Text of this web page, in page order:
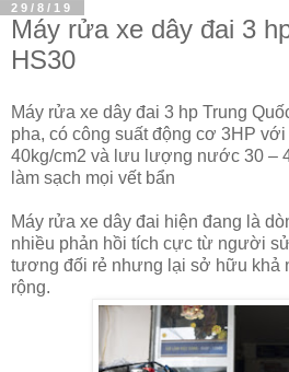
29/8/19
Máy rửa xe dây đai 3
HS30
Máy rửa xe dây đai 3 hp Trung
pha, có công suất động cơ 3HP
40kg/cm2 và lưu lượng nước 30 –
làm sạch mọi vết bẩn
Máy rửa xe dây đai hiện đang là
nhiều phản hồi tích cực từ người
tương đối rẻ nhưng lại sở hữu khả
rộng.